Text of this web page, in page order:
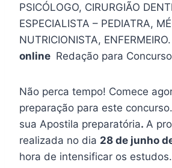
PSICÓLOGO, CIRURGIÃO
ESPECIALISTA – PEDIATRA,
NUTRICIONISTA, ENFERMEIRO.
online Redação para
Não perca tempo! Comece
preparação para este
sua Apostila preparatória. A
realizada no dia 28 de junho
hora de intensificar os estudos.